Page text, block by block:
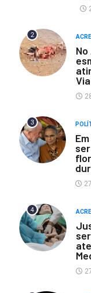
2 ACRE
3
4 ACRE